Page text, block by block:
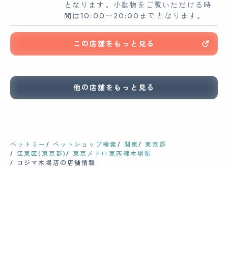
となります。小動物をご覧いただける時
間は10:00〜20:00までとなります。
この店舗をもっと見る
他の店舗をもっと見る
ペットミー ペットショップ検索 関東
東京都
江東区(東京都)
東京メトロ東西線木場駅
コジマ木場店の店舗情報